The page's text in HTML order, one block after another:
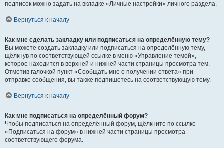
подписок можно задать на вкладке «Личные настройки» личного раздела.
Вернуться к началу
Как мне сделать закладку или подписаться на определённую тему?
Вы можете создать закладку или подписаться на определённую тему,
щёлкнув по соответствующей ссылке в меню «Управление темой»,
которое находится в верхней и нижней части страницы просмотра тем.
Отметив галочкой пункт «Сообщать мне о получении ответа» при
отправке сообщения, вы также подпишетесь на соответствующую тему.
Вернуться к началу
Как мне подписаться на определённый форум?
Чтобы подписаться на определённый форум, щёлкните по ссылке
«Подписаться на форум» в нижней части страницы просмотра
соответствующего форума.